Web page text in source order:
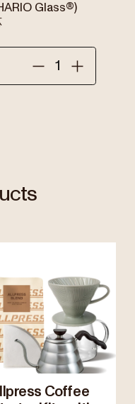
Glass®)
Coffee